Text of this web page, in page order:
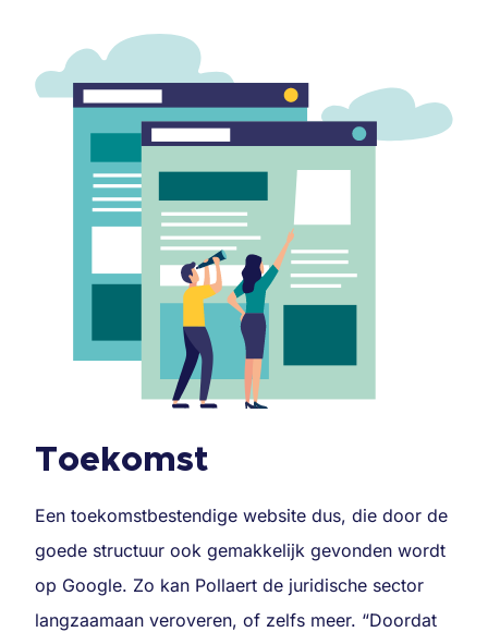
Toekomst
Een toekomstbestendige website dus, die door de
goede structuur ook gemakkelijk gevonden wordt
op Google. Zo kan Pollaert de juridische sector
langzaamaan veroveren, of zelfs meer. “Doordat